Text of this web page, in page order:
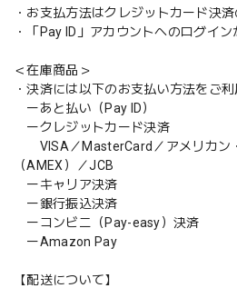
・お支払方法はクレジットカード決済
・「Pay ID」アカウントへのログイン
＜在庫商品＞
・決済には以下のお支払い方法をご利
ーあと払い（Pay ID）
ークレジットカード決済
VISA／MasterCard／アメリカン
（AMEX）／JCB
ーキャリア決済
ー銀行振込決済
ーコンビニ（Pay-easy）決済
ーAmazon Pay
【配送について】